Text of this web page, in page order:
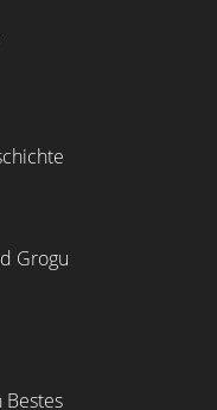
Grogu